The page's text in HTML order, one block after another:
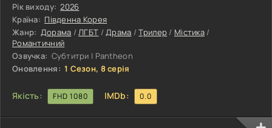
більше ускладнюється, коли Чу Те Чон, веселий і нічого не
підозрюючий гість, приїжджає на тижневе проживання.
Старий друг Дон Хви, Те Чон помилково вважає І До
молодшим братом Дон Хви, який нібито переїхав за кордон
багато років
Рік виходу: 2026
Країна: Південна Корея
Жанр: Дорама /ЛГБТ /Драма /Трилер / Містика/
Романтичний
Озвучка: Субтитри | Pantheon
Оновлення: 1 Сезон, 8 серія
Якість: FHD 1080 IMDb: 0.0